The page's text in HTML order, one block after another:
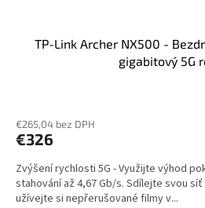
TP-Link Archer NX500 -
gigabitový 5G
€265,04 bez DPH
€326
Zvýšení rychlosti 5G - Využijte výhod
stahování až 4,67 Gb/s. Sdílejte svou síť
užívejte si nepřerušované filmy v...